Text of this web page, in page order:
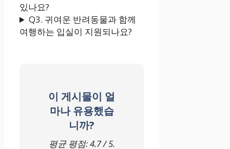
있나요?
Q3. 귀여운 반려동물과 함께
여행하는 입실이 지원되나요?
이 게시물이 얼
마나 유용했습
니까?
평균 평점:4.7/ 5.